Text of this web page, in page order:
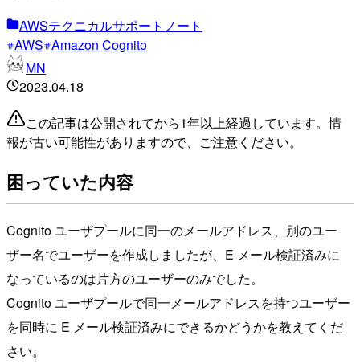
AWSテクニカルサポートノート
AWS Amazon Cognito
MN
2023.04.18
この記事は公開されてから1年以上経過しています。情
報が古い可能性がありますので、ご注意ください。
困っていた内容
Cognito ユーザプールに同一のメールアドレス、別のユー
ザー名でユーザーを作成しましたが、E メール検証済みに
なっているのは片方のユーザーのみでした。
Cognito ユーザプールで同一メールアドレスを持つユーザー
を同時に E メール検証済みにできるかどうかを教えてくだ
さい。